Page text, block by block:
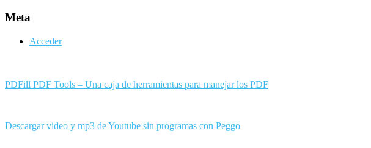
Meta
Acceder
PDFill PDF Tools – Una caja de herramientas para manejar los PDF
Descargar video y mp3 de Youtube sin programas con Peggo